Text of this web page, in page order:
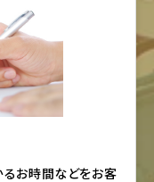
お時間などをお客